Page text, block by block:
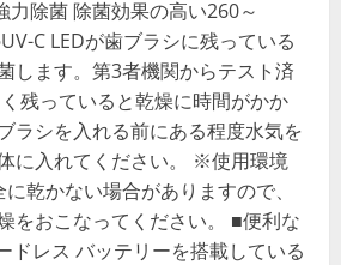
力除菌 除菌効果の高い260～
C LEDが歯ブラシに残っている
します。第3者機関からテスト済
残っていると乾燥に時間がかか
ラシを入れる前にある程度水気を
に入れてください。 ※使用環境
乾かない場合がありますので、
をおこなってください。 ■便利な
ドレス バッテリーを搭載している